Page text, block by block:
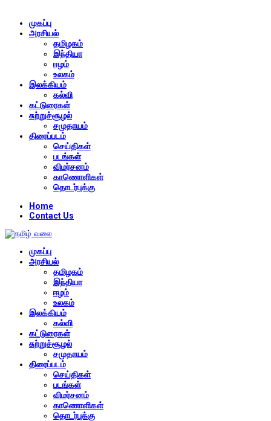
முகப்பு
அரசியல்
தமிழகம்
இந்தியா
ஈழம்
உலகம்
இலக்கியம்
கல்வி
கட்டுரைகள்
சுற்றுச்சூழல்
சமுதாயம்
திரைப்படம்
செய்திகள்
படங்கள்
விமர்சனம்
காணொளிகள்
தொடர்புக்கு
Home
Contact Us
முகப்பு
அரசியல்
தமிழகம்
இந்தியா
ஈழம்
உலகம்
இலக்கியம்
கல்வி
கட்டுரைகள்
சுற்றுச்சூழல்
சமுதாயம்
திரைப்படம்
செய்திகள்
படங்கள்
விமர்சனம்
காணொளிகள்
தொடர்புக்கு